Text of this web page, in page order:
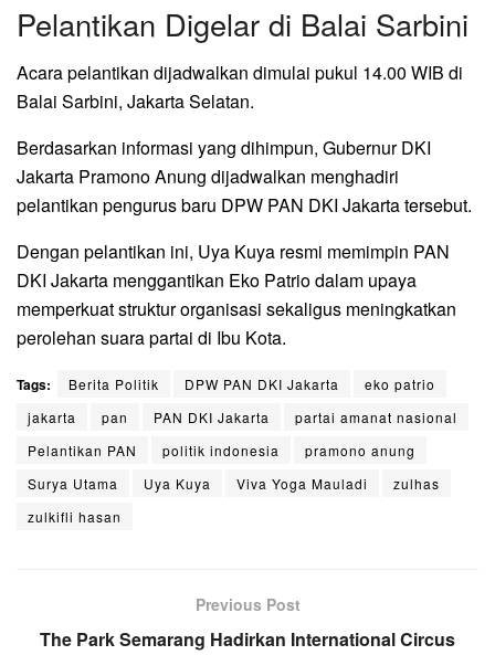
Pelantikan Digelar di Balai Sarbini
Acara pelantikan dijadwalkan dimulai pukul 14.00 WIB di
Balai Sarbini, Jakarta Selatan.
Berdasarkan informasi yang dihimpun, Gubernur DKI
Jakarta Pramono Anung dijadwalkan menghadiri
pelantikan pengurus baru DPW PAN DKI Jakarta tersebut.
Dengan pelantikan ini, Uya Kuya resmi memimpin PAN
DKI Jakarta menggantikan Eko Patrio dalam upaya
memperkuat struktur organisasi sekaligus meningkatkan
perolehan suara partai di Ibu Kota.
Tags: Berita Politik DPW PAN DKI Jakarta
eko patrio
jakarta
pan PAN DKI Jakarta
partai amanat nasional
Pelantikan PAN
politik indonesia
pramono anung
Surya Utama
Uya Kuya Viva Yoga Mauladi
zulhas
zulkifli hasan
Previous Post
The Park Semarang Hadirkan International Circus